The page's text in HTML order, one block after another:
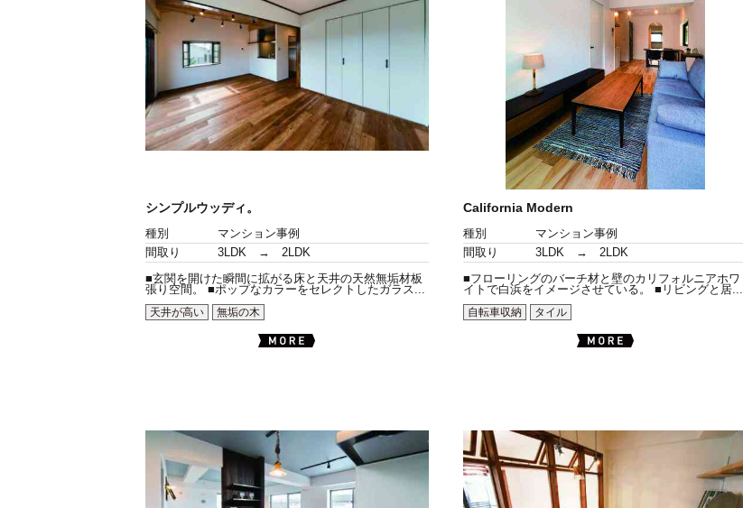
シンプルウッディ。
種別
マンション事例
間取り
3LDK → 2LDK
■玄関を開けた瞬間に拡がる床と天井の天然無垢材板
張り空間。 ■ポップなカラーをセレクトしたガラス...
天井が高い
無垢の木
California Modern
種別
マンション事例
間取り
3LDK → 2LDK
■フローリングのバーチ材と壁のカリフォルニアホワ
イトで白浜をイメージさせている。 ■リビングと居...
自転車収納
タイル